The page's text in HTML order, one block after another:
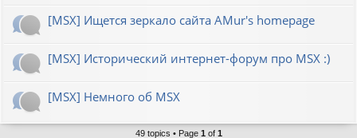
[MSX] Ищется зеркало сайта AMur's homepage
[MSX] Исторический интернет-форум про MSX :)
[MSX] Немного об MSX
49 topics • Page 1 of 1